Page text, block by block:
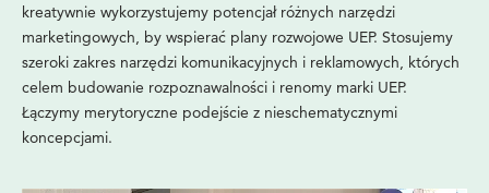
kreatywnie wykorzystujemy potencjał różnych narzędzi
marketingowych, by wspierać plany rozwojowe UEP. Stosujemy
szeroki zakres narzędzi komunikacyjnych i reklamowych, których
celem budowanie rozpoznawalności i renomy marki UEP.
Łączymy merytoryczne podejście z nieschematycznymi
koncepcjami.